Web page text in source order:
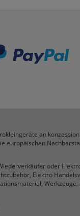
an
europäischen
oder
Elektro